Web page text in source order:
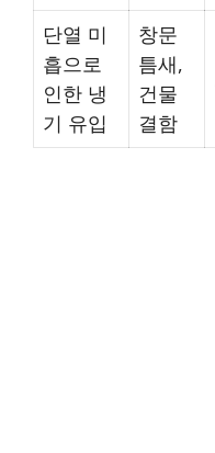
단열 미
흡으로
인한 냉
기 유입
창문
틈새,
건물
결함